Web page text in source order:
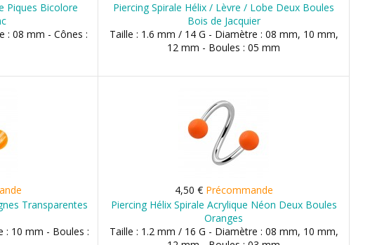
Piques Bicolore
: 08 mm - Cônes :
Piercing Spirale Hélix / Lèvre / Lobe Deux Boules
Bois de Jacquier
Taille : 1.6 mm / 14 G - Diamètre : 08 mm, 10 mm,
12 mm - Boules : 05 mm
Transparentes
: 10 mm - Boules :
4,50 € Précommande
Piercing Hélix Spirale Acrylique Néon Deux Boules
Oranges
Taille : 1.2 mm / 16 G - Diamètre : 08 mm, 10 mm,